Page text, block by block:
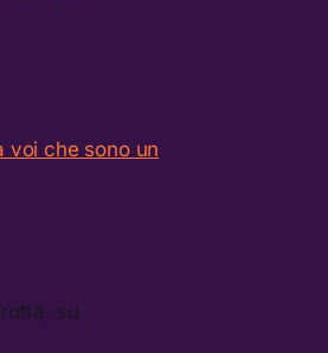
voi che sono un
su